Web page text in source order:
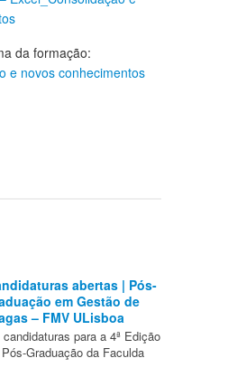
da formação:
e novos conhecimentos
abertas | Pós-
em Gestão de
– FMV ULisboa
para a 4ª Edição
Graduação da Faculda